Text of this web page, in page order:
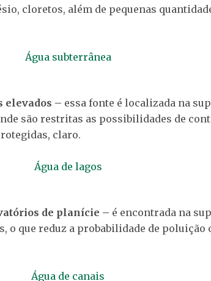
cloretos, além de pequenas
elevados – essa fonte é localizada na
são restritas as possibilidades de
claro.
de planície – é encontrada na
o que reduz a probabilidade de poluição